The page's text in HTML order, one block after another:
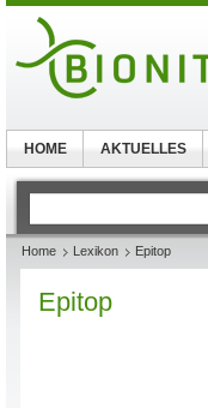
Home Lexikon Epitop
Epitop
HOME AKTUELLES